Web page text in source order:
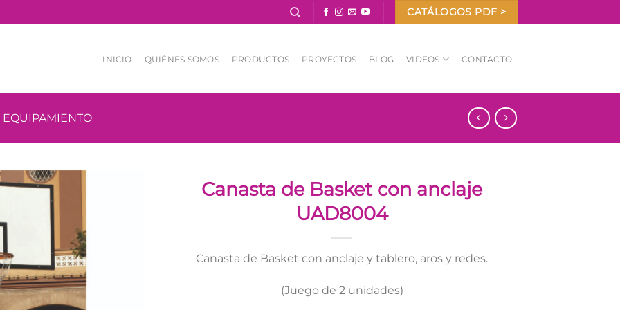
CATÁLOGOS PDF >
INICIO QUIÉNES SOMOS PRODUCTOS PROYECTOS BLOG VIDEOS CONTACTO
EQUIPAMIENTO
Canasta de Basket con anclaje
UAD8004
Canasta de Basket con anclaje y tablero, aros y redes.
(Juego de 2 unidades)